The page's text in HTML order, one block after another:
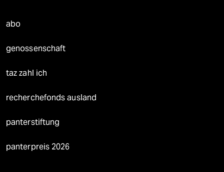
abo
genossenschaft
taz zahl ich
recherchefonds ausland
panterstiftung
panterpreis 2026